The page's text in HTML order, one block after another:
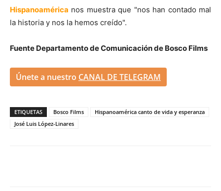
Hispanoamérica nos muestra que "nos han contado mal
la historia y nos la hemos creído".
Fuente Departamento de Comunicación de Bosco Films
Únete a nuestro CANAL DE TELEGRAM
ETIQUETAS Bosco Films
Hispanoamérica canto de vida y esperanza
José Luis López-Linares